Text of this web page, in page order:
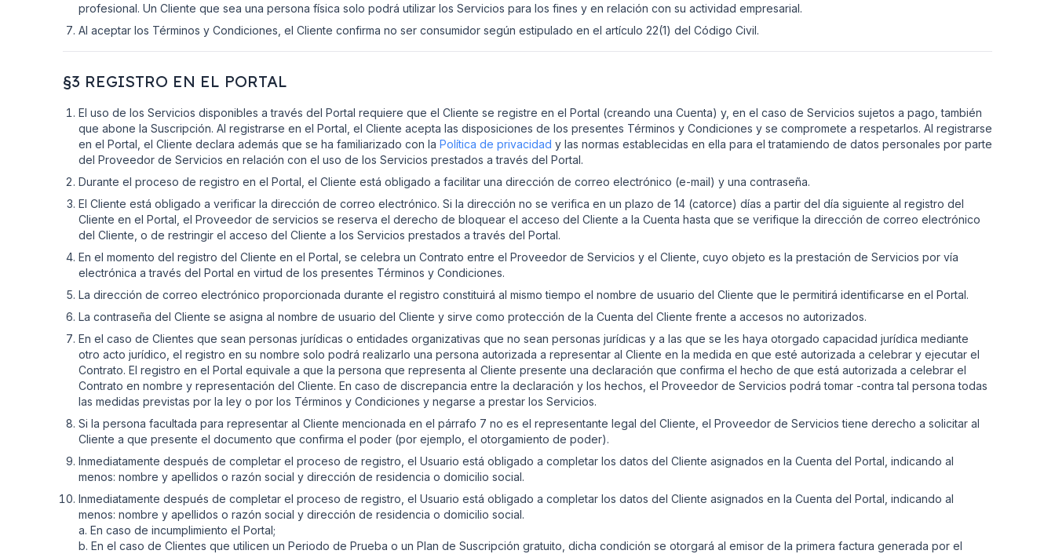
profesional. Un Cliente que sea una persona física solo podrá utilizar los Servicios para los fines y en relación con su actividad empresarial.
Al aceptar los Términos y Condiciones, el Cliente confirma no ser consumidor según estipulado en el artículo 22(1) del Código Civil.
§3 REGISTRO EN EL PORTAL
El uso de los Servicios disponibles a través del Portal requiere que el Cliente se registre en el Portal (creando una Cuenta) y, en el caso de Servicios sujetos a pago, también
que abone la Suscripción. Al registrarse en el Portal, el Cliente acepta las disposiciones de los presentes Términos y Condiciones y se compromete a respetarlos. Al registrarse
en el Portal, el Cliente declara además que se ha familiarizado con la Política de privacidad y las normas establecidas en ella para el tratamiendo de datos personales por parte
del Proveedor de Servicios en relación con el uso de los Servicios prestados a través del Portal.
Durante el proceso de registro en el Portal, el Cliente está obligado a facilitar una dirección de correo electrónico (e-mail) y una contraseña.
El Cliente está obligado a verificar la dirección de correo electrónico. Si la dirección no se verifica en un plazo de 14 (catorce) días a partir del día siguiente al registro del
Cliente en el Portal, el Proveedor de servicios se reserva el derecho de bloquear el acceso del Cliente a la Cuenta hasta que se verifique la dirección de correo electrónico
del Cliente, o de restringir el acceso del Cliente a los Servicios prestados a través del Portal.
En el momento del registro del Cliente en el Portal, se celebra un Contrato entre el Proveedor de Servicios y el Cliente, cuyo objeto es la prestación de Servicios por vía
electrónica a través del Portal en virtud de los presentes Términos y Condiciones.
La dirección de correo electrónico proporcionada durante el registro constituirá al mismo tiempo el nombre de usuario del Cliente que le permitirá identificarse en el Portal.
La contraseña del Cliente se asigna al nombre de usuario del Cliente y sirve como protección de la Cuenta del Cliente frente a accesos no autorizados.
En el caso de Clientes que sean personas jurídicas o entidades organizativas que no sean personas jurídicas y a las que se les haya otorgado capacidad jurídica mediante
otro acto jurídico, el registro en su nombre solo podrá realizarlo una persona autorizada a representar al Cliente en la medida en que esté autorizada a celebrar y ejecutar el
Contrato. El registro en el Portal equivale a que la persona que representa al Cliente presente una declaración que confirma el hecho de que está autorizada a celebrar el
Contrato en nombre y representación del Cliente. En caso de discrepancia entre la declaración y los hechos, el Proveedor de Servicios podrá tomar -contra tal persona todas
las medidas previstas por la ley o por los Términos y Condiciones y negarse a prestar los Servicios.
Si la persona facultada para representar al Cliente mencionada en el párrafo 7 no es el representante legal del Cliente, el Proveedor de Servicios tiene derecho a solicitar al
Cliente a que presente el documento que confirma el poder (por ejemplo, el otorgamiento de poder).
Inmediatamente después de completar el proceso de registro, el Usuario está obligado a completar los datos del Cliente asignados en la Cuenta del Portal, indicando al
menos: nombre y apellidos o razón social y dirección de residencia o domicilio social.
Inmediatamente después de completar el proceso de registro, el Usuario está obligado a completar los datos del Cliente asignados en la Cuenta del Portal, indicando al
menos: nombre y apellidos o razón social y dirección de residencia o domicilio social.
a. En caso de incumplimiento el Portal;
b. En el caso de Clientes que utilicen un Periodo de Prueba o un Plan de Suscripción gratuito, dicha condición se otorgará al emisor de la primera factura generada por el